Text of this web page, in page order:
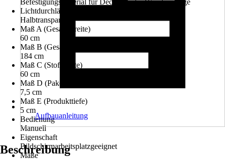
Befestigungsmaterial für Decken- oder Wandmontage
Lichtdurchlässigkeit
Halbtransparent
Maß A (Gesamtbreite)
60 cm
Maß B (Gesamthöhe)
184 cm
Maß C (Stoffbreite)
60 cm
Maß D (Pakethöhe im geschlossenen Zustand)
7,5 cm
Maß E (Produkttiefe)
5 cm
Bedienung
Manuell
Eigenschaft
Bildschirmarbeitsplatzgeeignet
Maße
Aufbauanleitung
Beschreibung